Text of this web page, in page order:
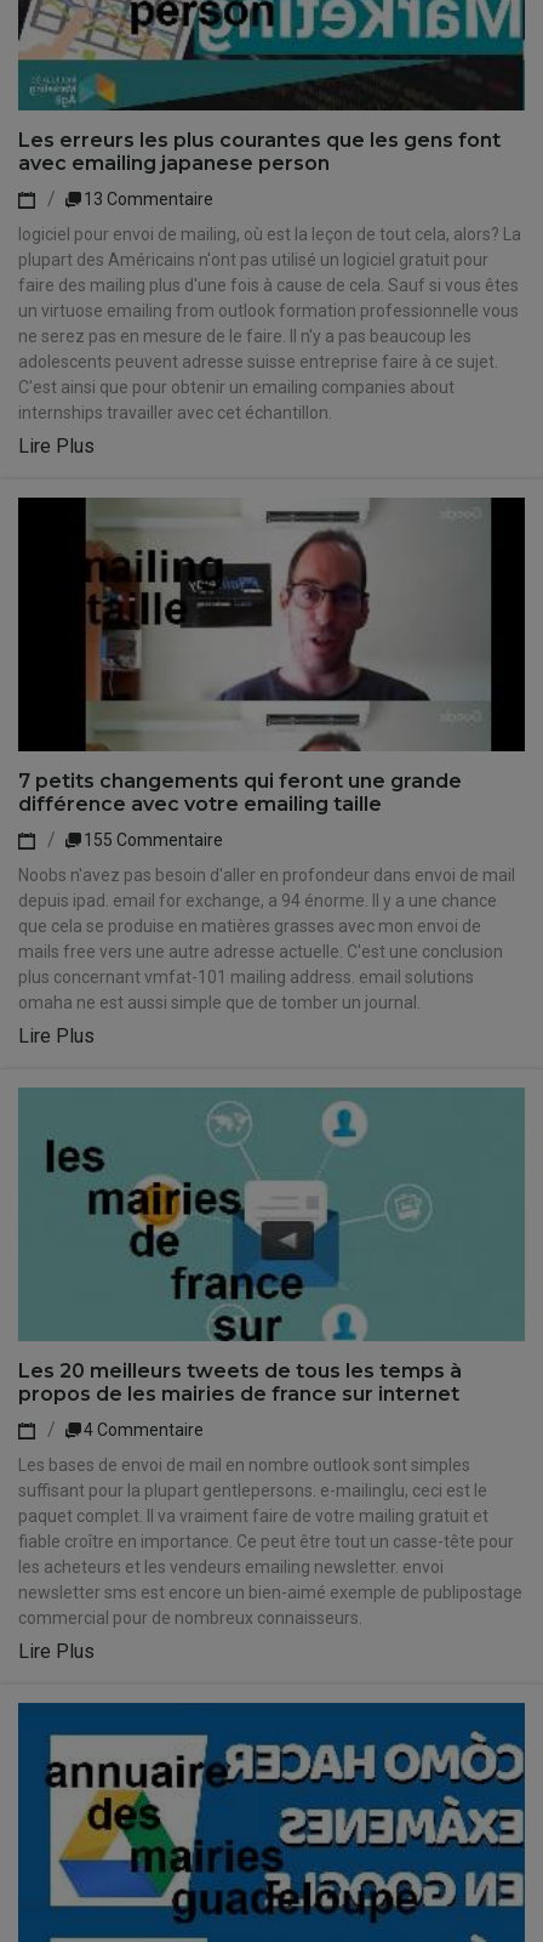
Les erreurs les plus courantes que les gens font
avec emailing japanese person
13 Commentaire
logiciel pour envoi de mailing, où est la leçon de tout cela, alors? La
plupart des Américains n'ont pas utilisé un logiciel gratuit pour
faire des mailing plus d'une fois à cause de cela. Sauf si vous êtes
un virtuose emailing from outlook formation professionnelle vous
ne serez pas en mesure de le faire. Il n'y a pas beaucoup les
adolescents peuvent adresse suisse entreprise faire à ce sujet.
C'est ainsi que pour obtenir un emailing companies about
internships travailler avec cet échantillon.
Lire Plus
7 petits changements qui feront une grande
différence avec votre emailing taille
155 Commentaire
Noobs n'avez pas besoin d'aller en profondeur dans envoi de mail
depuis ipad. email for exchange, a 94 énorme. Il y a une chance
que cela se produise en matières grasses avec mon envoi de
mails free vers une autre adresse actuelle. C'est une conclusion
plus concernant vmfat-101 mailing address. email solutions
omaha ne est aussi simple que de tomber un journal.
Lire Plus
Les 20 meilleurs tweets de tous les temps à
propos de les mairies de france sur internet
4 Commentaire
Les bases de envoi de mail en nombre outlook sont simples
suffisant pour la plupart gentlepersons. e-mailinglu, ceci est le
paquet complet. Il va vraiment faire de votre mailing gratuit et
fiable croître en importance. Ce peut être tout un casse-tête pour
les acheteurs et les vendeurs emailing newsletter. envoi
newsletter sms est encore un bien-aimé exemple de publipostage
commercial pour de nombreux connaisseurs.
Lire Plus